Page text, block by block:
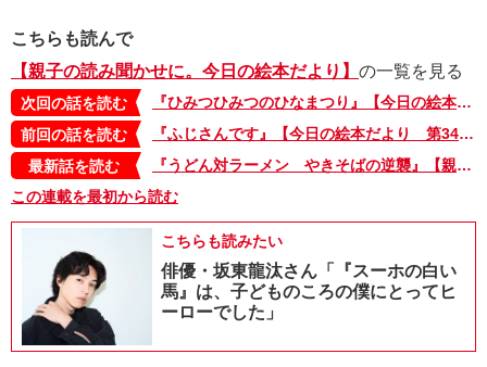
こちらも読んで
【親子の読み聞かせに。今日の絵本だより】 の一覧を見る
次回の話を読む
『ひみつひみつのひなまつり』【今日の絵本だより 第36回】
前回の話を読む
『ふじさんです』【今日の絵本だより 第34回】
最新話を読む
『うどん対ラーメン やきそばの逆襲』【親子の読み聞かせに。今日の絵本だより 第375回】
この連載を最初から読む
こちらも読みたい
俳優・坂東龍汰さん「『スーホの白い
馬』は、子どものころの僕にとってヒ
ーローでした」